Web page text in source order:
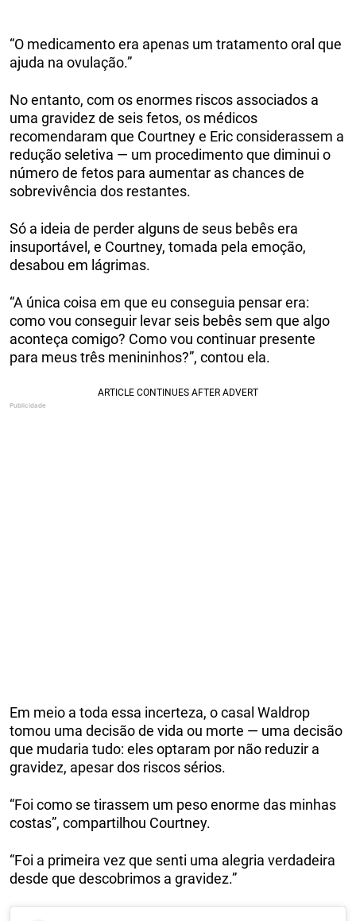
“O medicamento era apenas um tratamento oral que
ajuda na ovulação.”
No entanto, com os enormes riscos associados a
uma gravidez de seis fetos, os médicos
recomendaram que Courtney e Eric considerassem a
redução seletiva — um procedimento que diminui o
número de fetos para aumentar as chances de
sobrevivência dos restantes.
Só a ideia de perder alguns de seus bebês era
insuportável, e Courtney, tomada pela emoção,
desabou em lágrimas.
“A única coisa em que eu conseguia pensar era:
como vou conseguir levar seis bebês sem que algo
aconteça comigo? Como vou continuar presente
para meus três menininhos?”, contou ela.
Em meio a toda essa incerteza, o casal Waldrop
tomou uma decisão de vida ou morte — uma decisão
que mudaria tudo: eles optaram por não reduzir a
gravidez, apesar dos riscos sérios.
“Foi como se tirassem um peso enorme das minhas
costas”, compartilhou Courtney.
“Foi a primeira vez que senti uma alegria verdadeira
desde que descobrimos a gravidez.”